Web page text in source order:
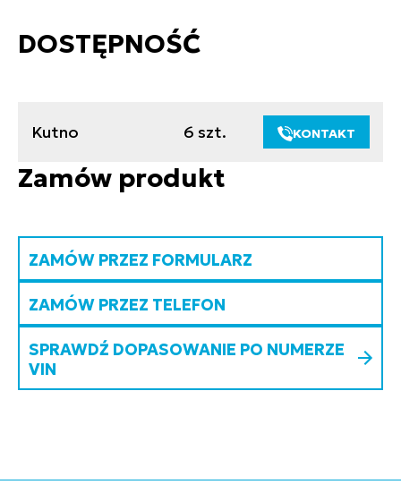
DOSTĘPNOŚĆ
Kutno 6 szt. KONTAKT
Zamów produkt
ZAMÓW PRZEZ FORMULARZ
ZAMÓW PRZEZ TELEFON
SPRAWDŹ DOPASOWANIE PO NUMERZE
VIN